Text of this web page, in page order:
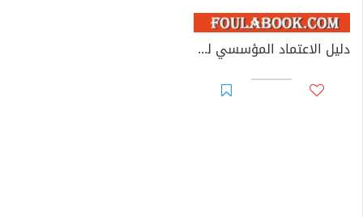
دليل الاعتماد المؤسسي لمؤسسات التعليم العالي